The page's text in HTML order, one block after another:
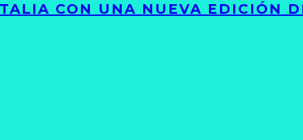
CON UNA NUEVA EDICIÓN